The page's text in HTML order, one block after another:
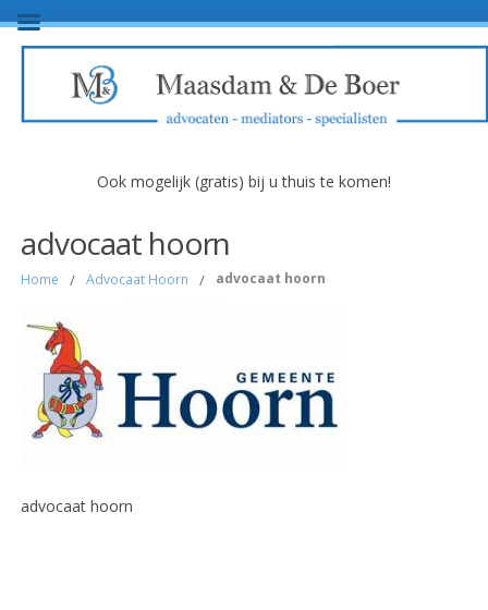
Ook mogelijk (gratis) bij u thuis te komen!
advocaat hoorn
Home / Advocaat Hoorn / advocaat hoorn
advocaat hoorn